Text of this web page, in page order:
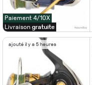
Paiement 4/10X
Livraison gratuite
ajouté il y a 5 heures